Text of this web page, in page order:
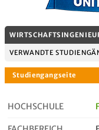
VERWANDTE
HOCHSCHULE